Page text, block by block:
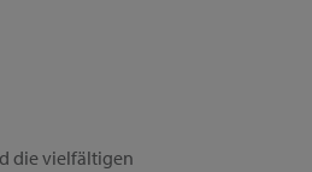
die vielfältigen